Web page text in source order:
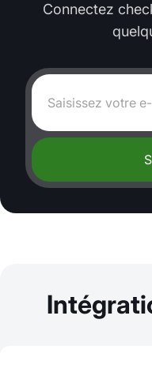
Connectez